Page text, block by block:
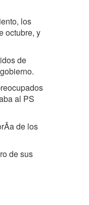
los
octubre, y
de
al PS
de los
de sus